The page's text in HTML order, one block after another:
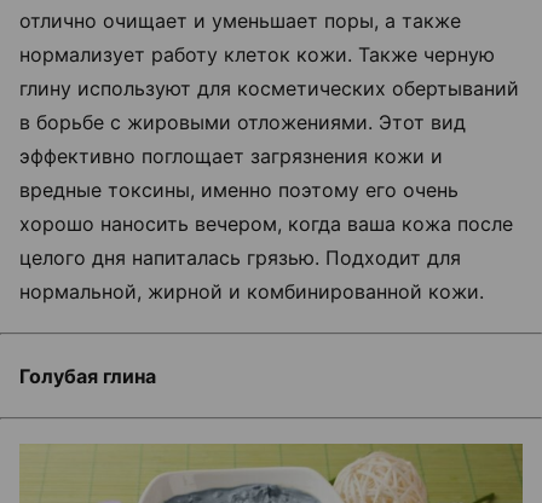
отлично очищает и уменьшает поры, а также
нормализует работу клеток кожи. Также черную
глину используют для косметических обертываний
в борьбе с жировыми отложениями. Этот вид
эффективно поглощает загрязнения кожи и
вредные токсины, именно поэтому его очень
хорошо наносить вечером, когда ваша кожа после
целого дня напиталась грязью. Подходит для
нормальной, жирной и комбинированной кожи.
Голубая глина